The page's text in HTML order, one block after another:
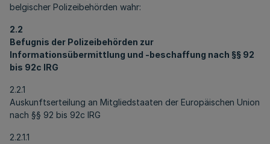
belgischer Polizeibehörden wahr:
2.2
Befugnis der Polizeibehörden zur
Informationsübermittlung und -beschaffung nach §§ 92
bis 92c IRG
2.2.1
Auskunftserteilung an Mitgliedstaaten der Europäischen Union
nach §§ 92 bis 92c IRG
2.2.1.1